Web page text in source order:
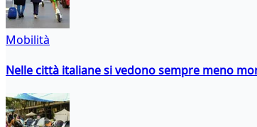
Mobilità
Nelle città italiane si vedono sempre meno